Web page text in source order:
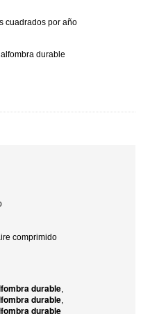
cuadrados por año
durable
comprimido
durable,
durable,
durable